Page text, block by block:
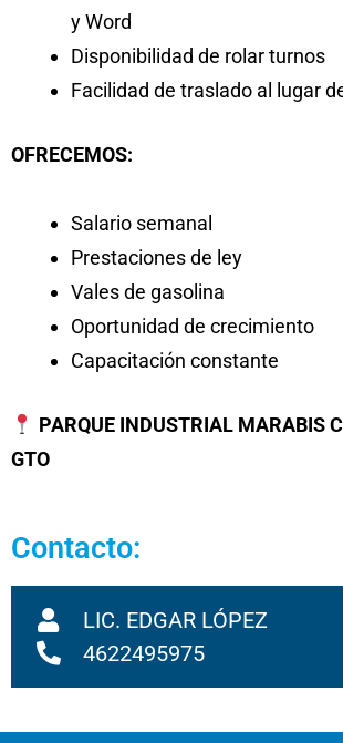
y Word
Disponibilidad de rolar turnos
Facilidad de traslado al lugar
OFRECEMOS:
Salario semanal
Prestaciones de ley
Vales de gasolina
Oportunidad de crecimiento
Capacitación constante
PARQUE INDUSTRIAL MARABIS
GTO
Contacto:
LIC. EDGAR LÓPEZ
4622495975